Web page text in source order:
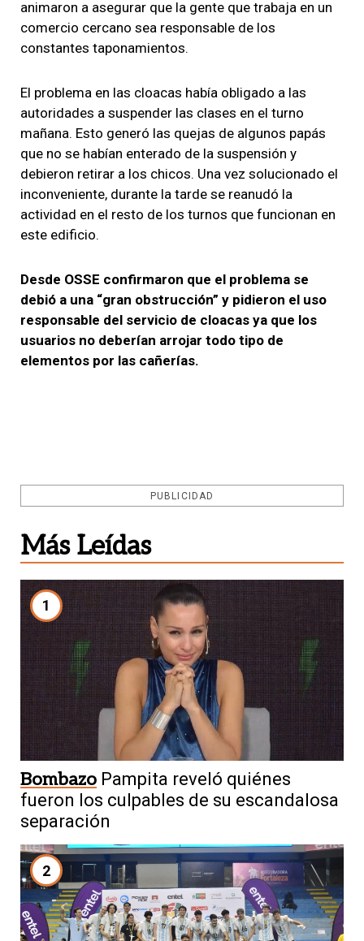
animaron a asegurar que la gente que trabaja en un
comercio cercano sea responsable de los
constantes taponamientos.
El problema en las cloacas había obligado a las
autoridades a suspender las clases en el turno
mañana. Esto generó las quejas de algunos papás
que no se habían enterado de la suspensión y
debieron retirar a los chicos. Una vez solucionado el
inconveniente, durante la tarde se reanudó la
actividad en el resto de los turnos que funcionan en
este edificio.
Desde OSSE confirmaron que el problema se
debió a una “gran obstrucción” y pidieron el uso
responsable del servicio de cloacas ya que los
usuarios no deberían arrojar todo tipo de
elementos por las cañerías.
PUBLICIDAD
Más Leídas
1
Bombazo Pampita reveló quiénes
fueron los culpables de su escandalosa
separación
2